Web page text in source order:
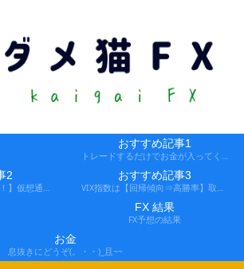
おすすめ記事1
2 おすすめ記事3
FX 結果
FX予想の結果
お金
息抜きにどうぞ(。・・)_且~~